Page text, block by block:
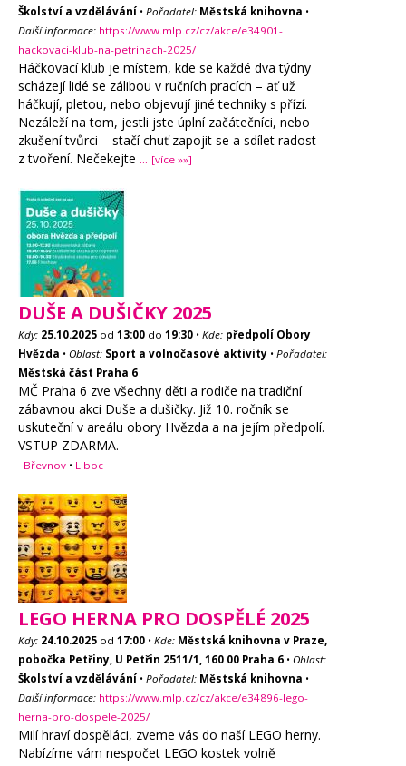
Školství a vzdělávání • Pořadatel: Městská knihovna •
Další informace: https://www.mlp.cz/cz/akce/e34901-
hackovaci-klub-na-petrinach-2025/
Háčkovací klub je místem, kde se každé dva týdny
scházejí lidé se zálibou v ručních pracích – ať už
háčkují, pletou, nebo objevují jiné techniky s přízí.
Nezáleží na tom, jestli jste úplní začátečníci, nebo
zkušení tvůrci – stačí chuť zapojit se a sdílet radost
z tvoření. Nečekejte ... [více »»]
DUŠE A DUŠIČKY 2025
Kdy: 25.10.2025 od 13:00 do 19:30 • Kde: předpolí Obory
Hvězda • Oblast: Sport a volnočasové aktivity • Pořadatel:
Městská část Praha 6
MČ Praha 6 zve všechny děti a rodiče na tradiční
zábavnou akci Duše a dušičky. Již 10. ročník se
uskuteční v areálu obory Hvězda a na jejím předpolí.
VSTUP ZDARMA.
Břevnov • Liboc
LEGO HERNA PRO DOSPĚLÉ 2025
Kdy: 24.10.2025 od 17:00 • Kde: Městská knihovna v Praze,
pobočka Petřiny, U Petřin 2511/1, 160 00 Praha 6 • Oblast:
Školství a vzdělávání • Pořadatel: Městská knihovna •
Další informace: https://www.mlp.cz/cz/akce/e34896-lego-
herna-pro-dospele-2025/
Milí hraví dospěláci, zveme vás do naší LEGO herny.
Nabízíme vám nespočet LEGO kostek volně